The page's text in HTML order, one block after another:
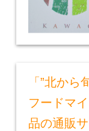
「”北か
フードマ
品の通販サ